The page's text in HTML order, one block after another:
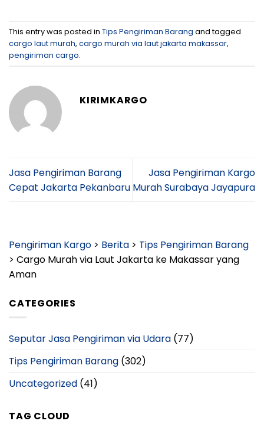
This entry was posted in Tips Pengiriman Barang and tagged
cargo laut murah, cargo murah via laut jakarta makassar,
pengiriman cargo.
KIRIMKARGO
Jasa Pengiriman Barang
Cepat Jakarta Pekanbaru
Jasa Pengiriman Kargo
Murah Surabaya Jayapura
Pengiriman Kargo > Berita > Tips Pengiriman Barang
> Cargo Murah via Laut Jakarta ke Makassar yang
Aman
CATEGORIES
Seputar Jasa Pengiriman via Udara (77)
Tips Pengiriman Barang (302)
Uncategorized (41)
TAG CLOUD